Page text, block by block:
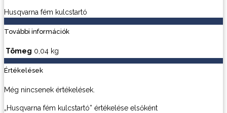
Husqvarna fém kulcstartó
További információk
Tömeg 0,04 kg
Értékelések
Még nincsenek értékelések.
„Husqvarna fém kulcstartó” értékelése elsőként